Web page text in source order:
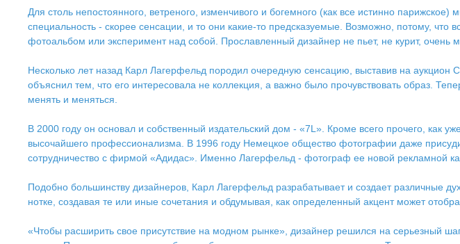
Для столь непостоянного, ветреного, изменчивого и богемного (как все истинно
специальность - скорее сенсации, и то они какие-то предсказуемые. Возможно, потому, что
фотоальбом или эксперимент над собой. Прославленный дизайнер не пьет, не курит, очень
Несколько лет назад Карл Лагерфельд породил очередную сенсацию, выставив на аукцион
объяснил тем, что его интересовала не коллекция, а важно было прочувствовать образ.
менять и меняться.
В 2000 году он основал и собственный издательский дом - «7L». Кроме всего прочего, как
высочайшего профессионализма. В 1996 году Немецкое общество фотографии даже
сотрудничество с фирмой «Адидас». Именно Лагерфельд - фотограф ее новой рекламной
Подобно большинству дизайнеров, Карл Лагерфельд разрабатывает и создает различные
нотке, создавая те или иные сочетания и обдумывая, как определенный акцент может
«Чтобы расширить свое присутствие на модном рынке», дизайнер решился на серьезный